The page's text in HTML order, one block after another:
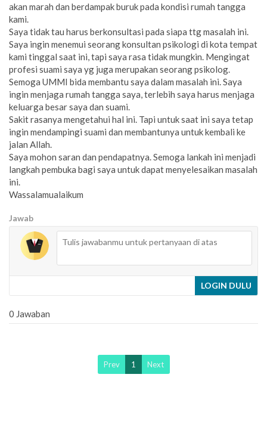
akan marah dan berdampak buruk pada kondisi rumah tangga
kami.
Saya tidak tau harus berkonsultasi pada siapa ttg masalah ini.
Saya ingin menemui seorang konsultan psikologi di kota tempat
kami tinggal saat ini, tapi saya rasa tidak mungkin. Mengingat
profesi suami saya yg juga merupakan seorang psikolog.
Semoga UMMI bida membantu saya dalam masalah ini. Saya
ingin menjaga rumah tangga saya, terlebih saya harus menjaga
keluarga besar saya dan suami.
Sakit rasanya mengetahui hal ini. Tapi untuk saat ini saya tetap
ingin mendampingi suami dan membantunya untuk kembali ke
jalan Allah.
Saya mohon saran dan pendapatnya. Semoga lankah ini menjadi
langkah pembuka bagi saya untuk dapat menyelesaikan masalah
ini.
Wassalamualaikum
Jawab
LOGIN DULU
0 Jawaban
Prev 1 Next